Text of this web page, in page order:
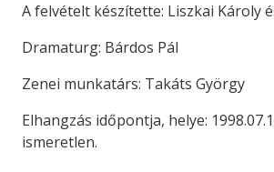
A felvételt készítette: Liszkai Károly
Dramaturg: Bárdos Pál
Zenei munkatárs: Takáts György
Elhangzás időpontja, helye:
ismeretlen.